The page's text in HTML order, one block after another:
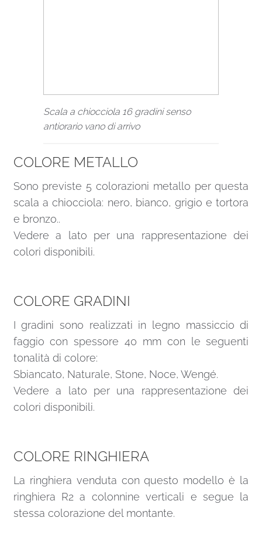
Scala a chiocciola 16 gradini senso
antiorario vano di arrivo
COLORE METALLO
Sono previste 5 colorazioni metallo per questa
scala a chiocciola: nero, bianco, grigio e tortora
e bronzo..
Vedere a lato per una rappresentazione dei
colori disponibili.
COLORE GRADINI
I gradini sono realizzati in legno massiccio di
faggio con spessore 40 mm con le seguenti
tonalità di colore:
Sbiancato, Naturale, Stone, Noce, Wengé.
Vedere a lato per una rappresentazione dei
colori disponibili.
COLORE RINGHIERA
La ringhiera venduta con questo modello è la
ringhiera R2 a colonnine verticali e segue la
stessa colorazione del montante.